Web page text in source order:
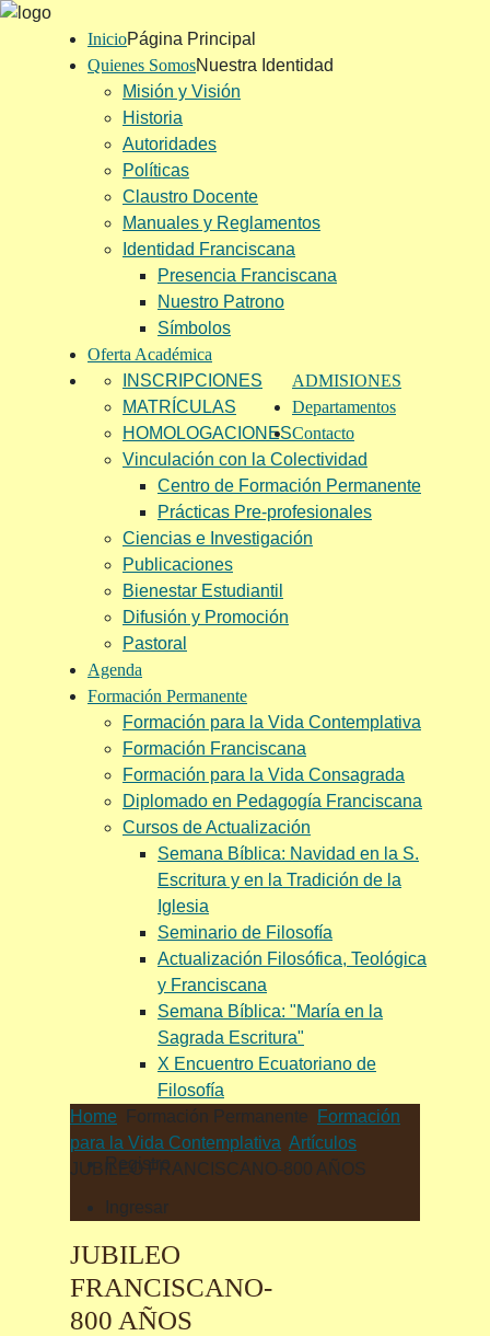
InicioPágina Principal
Quienes SomosNuestra Identidad
Misión y Visión
Historia
Autoridades
Políticas
Claustro Docente
Manuales y Reglamentos
Identidad Franciscana
Presencia Franciscana
Nuestro Patrono
Símbolos
Oferta Académica
ADMISIONES
INSCRIPCIONES
MATRÍCULAS
HOMOLOGACIONES
Departamentos
Vinculación con la Colectividad
Centro de Formación Permanente
Prácticas Pre-profesionales
Ciencias e Investigación
Publicaciones
Bienestar Estudiantil
Difusión y Promoción
Pastoral
Contacto
Agenda
Formación Permanente
Formación para la Vida Contemplativa
Formación Franciscana
Formación para la Vida Consagrada
Diplomado en Pedagogía Franciscana
Cursos de Actualización
Semana Bíblica: Navidad en la S.
Escritura y en la Tradición de la
Iglesia
Seminario de Filosofía
Actualización Filosófica, Teológica
y Franciscana
Semana Bíblica: "María en la
Sagrada Escritura"
X Encuentro Ecuatoriano de
Filosofía
Home
Formación Permanente
Formación
para la Vida Contemplativa Artículos
JUBILEO FRANCISCANO-800 AÑOS
Registro
Ingresar
JUBILEO
FRANCISCANO-
800 AÑOS